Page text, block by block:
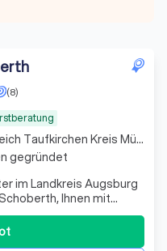
(8)
im Landkreis Augsburg
Ihnen mit
der Energieeffizienz
zu helfen, die
zu reduzieren
Arbeitsbereich Taufkirchen Kreis München
gegründet